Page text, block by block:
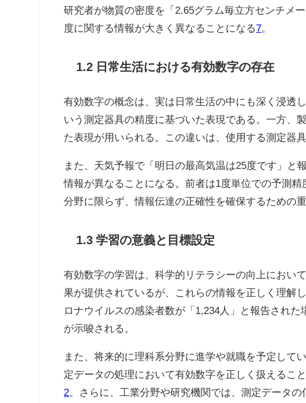
研究者が物質の密度を「2.65グラム毎立方センチメ
度に関する情報が大きく異なることになる7
1.2 日常生活における有効数字の存在
有効数字の概念は、実は日常生活の中にも深く浸透
いう測定器具の精度に基づいた表現である。一方、
た表現が用いられる。この違いは、使用する測定器
また、天気予報で「明日の最高気温は25度です」と
情報が異なることになる。前者は1度単位での予測
分野に限らず、情報伝達の正確性を確保するための
1.3 学習の意義と目標設定
有効数字の学習は、科学的リテラシーの向上におい
果が提供されているが、これらの情報を正しく理解
ロナウイルスの感染者数が「1,234人」と報告され
が示唆される。
また、将来的に理科系分野に進学や就職を予定して
定データの処理において有効数字を正しく扱えるこ
2 。さらに、工業分野や研究機関では、測定データ